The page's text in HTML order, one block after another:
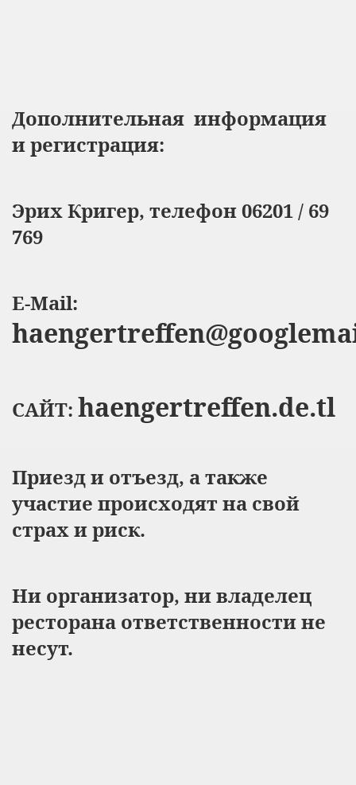
Дополнительная информация
и регистрация:
Эрих Кригер, телефон 06201 / 69
769
E-Mail:
САЙТ: haengertreffen.de.tl
Приезд и отъезд, а также
участие происходят на свой
страх и риск.
Ни организатор, ни владелец
ресторана ответственности не
несут.